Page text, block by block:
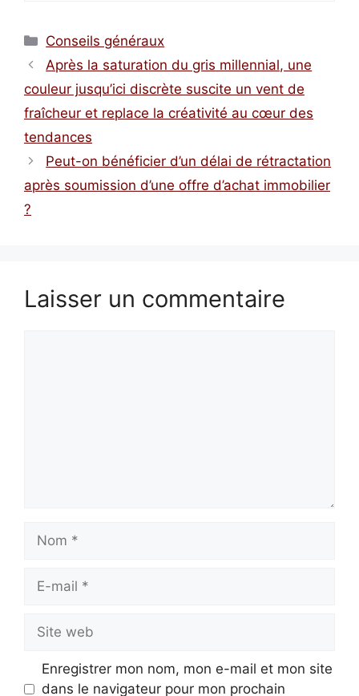
Catégories
Conseils généraux
Après la saturation du gris millennial, une
couleur jusqu’ici discrète suscite un vent de
fraîcheur et replace la créativité au cœur des
tendances
Peut-on bénéficier d’un délai de rétractation
après soumission d’une offre d’achat immobilier
?
Laisser un commentaire
mail
web
Enregistrer mon nom, mon e-mail et mon site
dans le navigateur pour mon prochain